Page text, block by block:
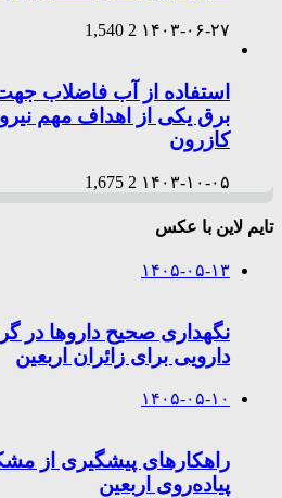
۱۴۰۳-۰۶-۲۷ 2
1,540
استفاده از آب فاضلاب
برق یکی از اهداف مهم
کازرون
۱۴۰۳-۱۰-۰۵ 2
1,675
تایم لاین با عکس
۱۴۰۵-۰۵-۱۳
نگهداری صحیح داروها در
دارویی برای زائران اربعین
۱۴۰۵-۰۵-۱۰
راهکارهای پیشگیری از
پیاده‌روی اربعین